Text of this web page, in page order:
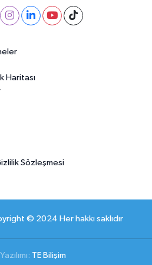
Haritası
Sözleşmesi
© 2024 Her hakkı saklıdır
TE Bilişim